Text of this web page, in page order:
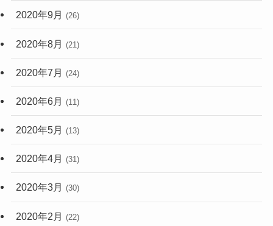
2020年9月 (26)
2020年8月 (21)
2020年7月 (24)
2020年6月 (11)
2020年5月 (13)
2020年4月 (31)
2020年3月 (30)
2020年2月 (22)